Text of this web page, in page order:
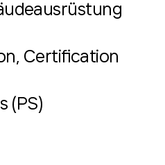
Certification
(PS)